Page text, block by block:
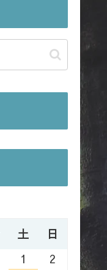
土
日
1
2